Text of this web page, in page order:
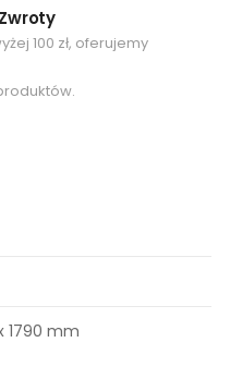
100 zł, oferujemy
1790 mm